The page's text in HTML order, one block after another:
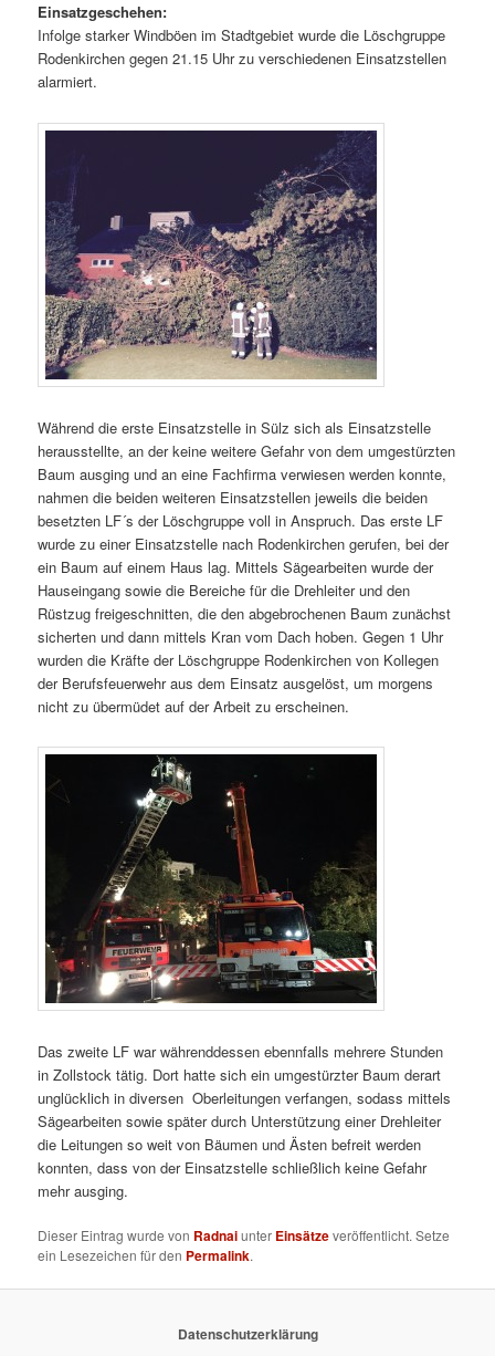
Einsatzgeschehen:
Infolge starker Windböen im Stadtgebiet wurde die Löschgruppe
Rodenkirchen gegen 21.15 Uhr zu verschiedenen Einsatzstellen
alarmiert.
Während die erste Einsatzstelle in Sülz sich als Einsatzstelle
herausstellte, an der keine weitere Gefahr von dem umgestürzten
Baum ausging und an eine Fachfirma verwiesen werden konnte,
nahmen die beiden weiteren Einsatzstellen jeweils die beiden
besetzten LF´s der Löschgruppe voll in Anspruch. Das erste LF
wurde zu einer Einsatzstelle nach Rodenkirchen gerufen, bei der
ein Baum auf einem Haus lag. Mittels Sägearbeiten wurde der
Hauseingang sowie die Bereiche für die Drehleiter und den
Rüstzug freigeschnitten, die den abgebrochenen Baum zunächst
sicherten und dann mittels Kran vom Dach hoben. Gegen 1 Uhr
wurden die Kräfte der Löschgruppe Rodenkirchen von Kollegen
der Berufsfeuerwehr aus dem Einsatz ausgelöst, um morgens
nicht zu übermüdet auf der Arbeit zu erscheinen.
Das zweite LF war währenddessen ebennfalls mehrere Stunden
in Zollstock tätig. Dort hatte sich ein umgestürzter Baum derart
unglücklich in diversen Oberleitungen verfangen, sodass mittels
Sägearbeiten sowie später durch Unterstützung einer Drehleiter
die Leitungen so weit von Bäumen und Ästen befreit werden
konnten, dass von der Einsatzstelle schließlich keine Gefahr
mehr ausging.
Dieser Eintrag wurde von Radnaiunter Einsätzeveröffentlicht. Setze
ein Lesezeichen für den Permalink.
Datenschutzerklärung